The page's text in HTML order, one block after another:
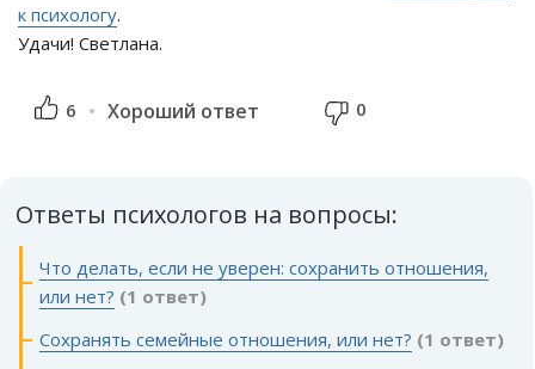
к психологу.
Удачи! Светлана.
6 Хороший ответ 0
Ответы психологов на вопросы:
Что делать, если не уверен: сохранить отношения,
или нет? (1 ответ)
Сохранять семейные отношения, или нет? (1 ответ)